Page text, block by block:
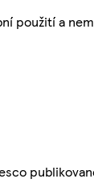
použití a